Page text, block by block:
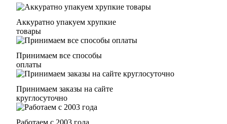
Аккуратно упакуем хрупкие
товары
Принимаем все способы
оплаты
Принимаем заказы на сайте
круглосуточно
Работаем с 2003 года